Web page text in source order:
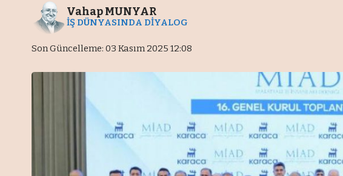
Son Güncelleme: 03 Kasım 2025 12:08
Vahap MUNYAR
İŞ DÜNYASINDA DİYALOG